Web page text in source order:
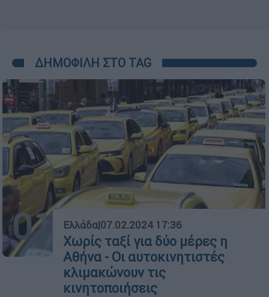
ΔΗΜΟΦΙΛΗ ΣΤΟ TAG
01 Ελλάδα|07.02.2024 17:36
Χωρίς ταξί για δύο μέρες η
Αθήνα - Οι αυτοκινητιστές
κλιμακώνουν τις
κινητοποιήσεις